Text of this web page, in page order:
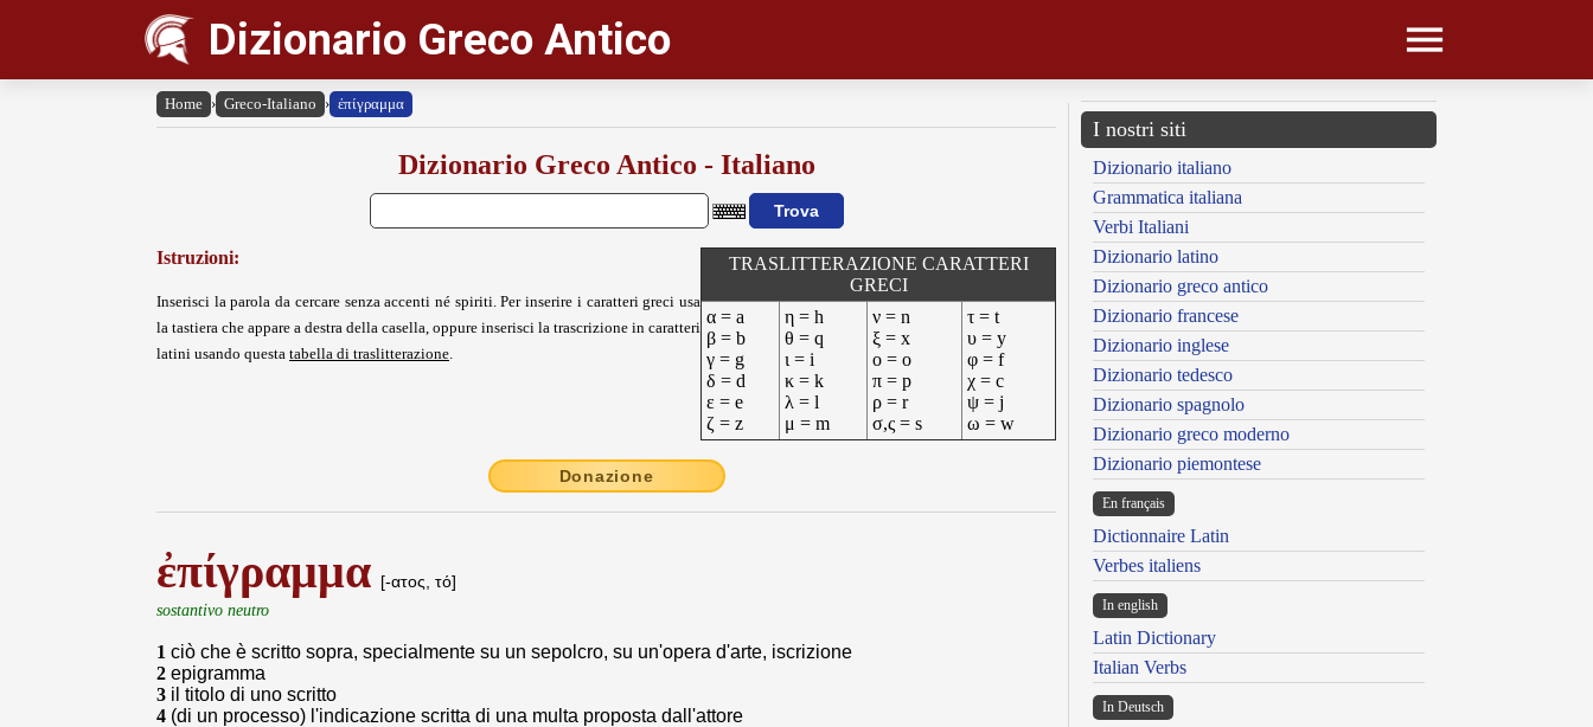
Dizionario Greco Antico
Home › Greco-Italiano › ἐπίγραμμα
Dizionario Greco Antico - Italiano
Istruzioni:
Inserisci la parola da cercare senza accenti né spiriti. Per inserire i caratteri greci usa
la tastiera che appare a destra della casella, oppure inserisci la trascrizione in caratteri
latini usando questa tabella di traslitterazione.
TRASLITTERAZIONE CARATTERI
GRECI
α = a
β = b
γ = g
δ = d
ε = e
ζ = z
η = h
θ = q
ι = i
κ = k
λ = l
μ = m
ν = n
ξ = x
ο = o
π = p
ρ = r
σ,ς = s
τ = t
υ = y
φ = f
χ = c
ψ = j
ω = w
Donazione
ἐπίγραμμα [-ατος, τό]
sostantivo neutro
1 ciò che è scritto sopra, specialmente su un sepolcro, su un'opera d'arte, iscrizione
2 epigramma
3 il titolo di uno scritto
4 (di un processo) l'indicazione scritta di una multa proposta dall'attore
I nostri siti
Dizionario italiano
Grammatica italiana
Verbi Italiani
Dizionario latino
Dizionario greco antico
Dizionario francese
Dizionario inglese
Dizionario tedesco
Dizionario spagnolo
Dizionario greco moderno
Dizionario piemontese
En français
Dictionnaire Latin
Verbes italiens
In english
Latin Dictionary
Italian Verbs
In Deutsch